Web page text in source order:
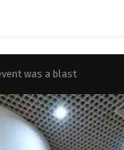
was a blast